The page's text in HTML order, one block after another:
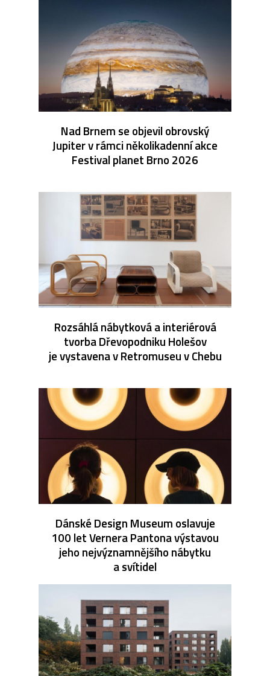
Nad Brnem se objevil obrovský
Jupiter v rámci několikadenní akce
Festival planet Brno 2026
Rozsáhlá nábytková a interiérová
tvorba Dřevopodniku Holešov
je vystavena v Retromuseu v Chebu
Dánské Design Museum oslavuje
100 let Vernera Pantona výstavou
jeho nejvýznamnějšího nábytku
a svítidel